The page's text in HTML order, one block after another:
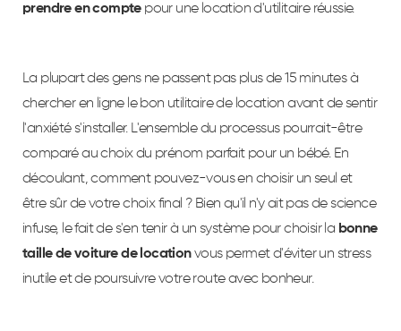
prendre en comptepour une location d'utilitaire réussie.
La plupart des gens ne passent pas plus de 15 minutes à
chercher en ligne le bon utilitaire de location avant de sentir
l'anxiété s'installer. L'ensemble du processus pourrait-être
comparé au choix du prénom parfait pour un bébé. En
découlant, comment pouvez-vous en choisir un seul et
être sûr de votre choix final ? Bien qu'il n'y ait pas de science
infuse, le fait de s'en tenir à un système pour choisir la bonne
taille de voiture de locationvous permet d'éviter un stress
inutile et de poursuivre votre route avec bonheur.